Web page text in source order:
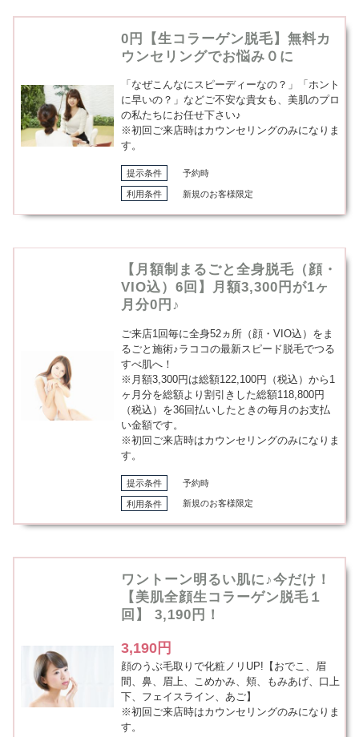
0円【生コラーゲン脱毛】無料カ
ウンセリングでお悩み０に
「なぜこんなにスピーディーなの？」「ホント
に早いの？」などご不安な貴女も、美肌のプロ
の私たちにお任せ下さい♪
※初回ご来店時はカウンセリングのみになりま
す。
提示条件 予約時
利用条件 新規のお客様限定
【月額制まるごと全身脱毛（顔・
VIO込）6回】月額3,300円が1ヶ
月分0円♪
ご来店1回毎に全身52ヵ所（顔・VIO込）をま
るごと施術♪ラココの最新スピード脱毛でつる
すべ肌へ！
※月額3,300円は総額122,100円（税込）から1
ヶ月分を総額より割引きした総額118,800円
（税込）を36回払いしたときの毎月のお支払
い金額です。
※初回ご来店時はカウンセリングのみになりま
す。
提示条件 予約時
利用条件 新規のお客様限定
ワントーン明るい肌に♪今だけ！
【美肌全顔生コラーゲン脱毛１
回】 3,190円！
3,190円
顔のうぶ毛取りで化粧ノリUP!【おでこ、眉
間、鼻、眉上、こめかみ、頬、もみあげ、口上
下、フェイスライン、あご】
※初回ご来店時はカウンセリングのみになりま
す。